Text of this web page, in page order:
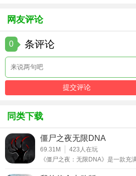
4. 沟通合作：在多人模式下，及时
种挑战。
【深岩银河幸存者无限资源版测
深岩银河幸存者无限资源版以其丰
法吸引了大量玩家。无限资源的设
索和挑战，而多样化的角色和地图
和社交性。总的来说，这是一款值
戏。
网友评论
0 条评论
同类下载
僵尸之夜无限DNA
69.31M 423 人在玩
《僵尸之夜：无限DNA》是一款充